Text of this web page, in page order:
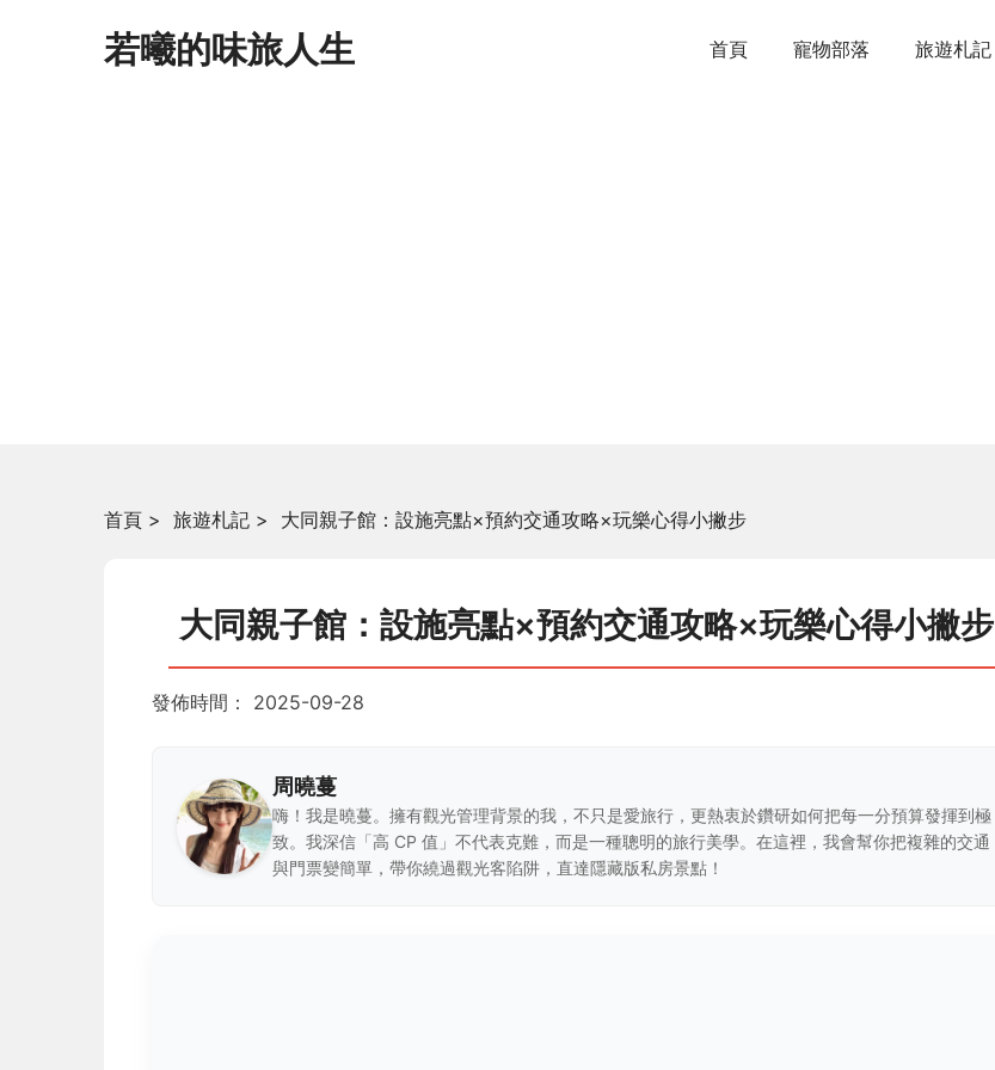
若曦的味旅人生 首頁 寵物部落 旅遊札記
首頁 > 旅遊札記 > 大同親子館：設施亮點×預約交通攻略×玩樂心得小撇步
大同親子館：設施亮點×預約交通攻略×玩樂心得小撇步
發佈時間： 2025-09-28
周曉蔓
嗨！我是曉蔓。擁有觀光管理背景的我，不只是愛旅行，更熱衷於鑽研如何把每一分預算發揮到極
致。我深信「高 CP 值」不代表克難，而是一種聰明的旅行美學。在這裡，我會幫你把複雜的交通
與門票變簡單，帶你繞過觀光客陷阱，直達隱藏版私房景點！